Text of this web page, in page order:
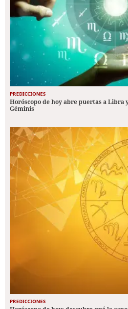
PREDICCIONES
Horóscopo de hoy abre puertas a Libra
Géminis
PREDICCIONES